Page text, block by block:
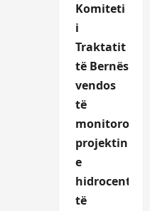
Komiteti
i
Traktatit
të Bernës
vendos
të
monitorojë
projektin
e
të